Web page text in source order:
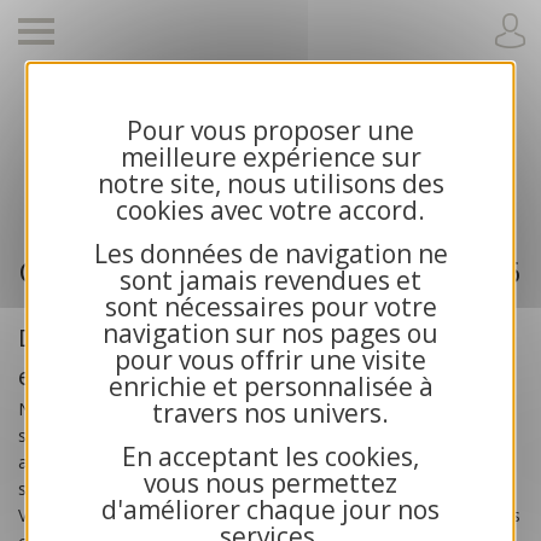
Pour vous proposer une
meilleure expérience sur
notre site, nous utilisons des
cookies avec votre accord.
Les données de navigation ne
sont jamais revendues et
sont nécessaires pour votre
navigation sur nos pages ou
pour vous offrir une visite
enrichie et personnalisée à
travers nos univers.
En acceptant les cookies,
vous nous permettez
d'améliorer chaque jour nos
Cartes de voeux 2026 et calendriers pour
entreprises
Cartes de voeux professionnelle 2026
Des cartes de voeux créées pour les
entreprises
Nos cartes de voeux professionnelles 2026
spécialement créées pour les
associations et les collectivités publiques. Toutes nos cartes
sont exclusives et bénéficient d’une impression haute qualité.
Vous recherchez des cartes de voeux solidaires ? Choisissez nos